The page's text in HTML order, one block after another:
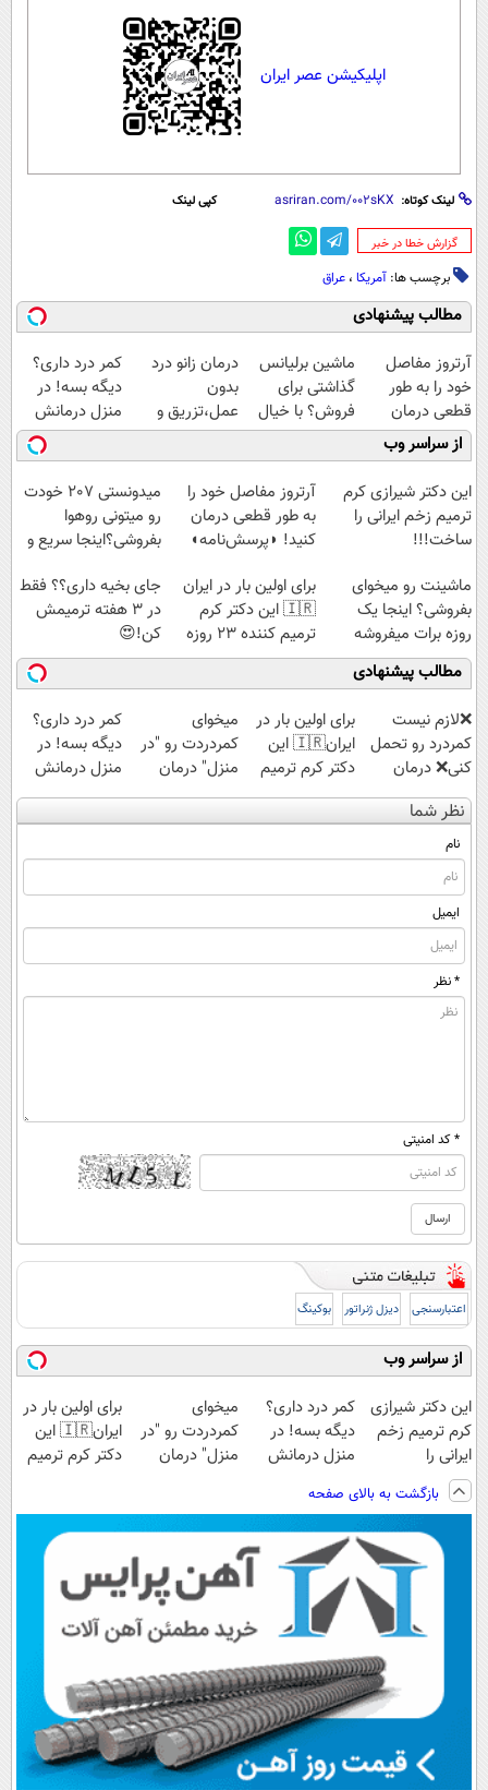
اپلیکیشن عصر ایران
لینک کوتاه: کپی لینک
‌گزارش خطا در خبر
برچسب ها: آمریکا ، عراق
مطالب پیشنهادی
آرتروز مفاصل
خود را به طور
قطعی درمان
کنید!
◗پرسش‌نامه◖
ماشین برلیانس
گذاشتی برای
فروش؟ با خیال
راحت بفروش
درمان زانو درد
بدون
عمل،تزریق و
دارو
(◂پرسش‌نامه)
کمر درد داری؟
دیگه بسه! در
منزل درمانش
کن
(◀پرسش‌نامه)
از سراسر وب
این دکتر شیرازی کرم
ترمیم زخم ایرانی را
ساخت!!!
آرتروز مفاصل خود را
به طور قطعی درمان
کنید! ◗پرسش‌نامه◖
میدونستی 207 خودت
رو میتونی روهوا
بفروشی؟اینجا سریع و
ماشینت رو میخوای
بفروشی؟ اینجا یک
روزه برات میفروشه
برای اولین بار در ایران
🇮🇷 این دکتر کرم
ترمیم کننده 23 روزه
ساخت!
جای بخیه داری؟؟ فقط
در 3 هفته ترمیمش
کن!😍
مطالب پیشنهادی
❌لازم نیست
کمردرد رو تحمل
کنی❌ درمان
بدون جراحی و
قرص
(پرسشنامه)
برای اولین بار در
ایران🇮🇷 این
دکتر کرم ترمیم
کننده 23 روزه
ساخت!
میخوای
کمردردت رو "در
منزل" درمان
کنی؟ (◂فیلم +
◂پرسش‌نامه)
کمر درد داری؟
دیگه بسه! در
منزل درمانش
کن
(◀پرسش‌نامه)
نظر شما
نام
ایمیل
* نظر
* کد امنیتی
اعتبارسنجی دیزل ژنراتور بوکینگ
از سراسر وب
این دکتر شیرازی
کرم ترمیم زخم
ایرانی را
ساخت!!!
کمر درد داری؟
دیگه بسه! در
منزل درمانش
(◀پرسش‌نامه)
میخوای
کمردردت رو "در
منزل" درمان
برای اولین بار در
ایران🇮🇷 این
دکتر کرم ترمیم
بازگشت به بالای صفحه